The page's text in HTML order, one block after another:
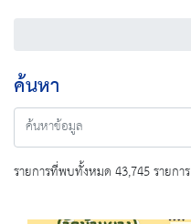
ค้นหา
รายการที่พบทั้งหมด 43,745 รายการ